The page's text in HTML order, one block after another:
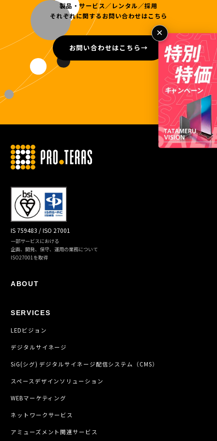
×
製品・サービス／レンタル／採用
それぞれに関するお問い合わせはこちら
お問い合わせはこちら→
IS 759483 / ISO 27001
一部サービスにおける
企画、開発、保守、運用の業務について
ISO27001を取得
ABOUT
SERVICES
LEDビジョン
デジタルサイネージ
SiG(シグ) デジタルサイネージ配信システム（CMS）
スペースデザインソリューション
WEBマーケティング
ネットワークサービス
アミューズメント関連サービス